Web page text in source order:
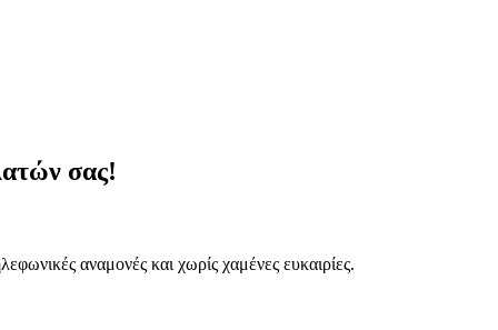
σας!
αναμονές και χωρίς χαμένες ευκαιρίες.